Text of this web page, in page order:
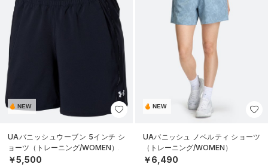
NEW
UAバニッシュウーブン 5インチ シ
ョーツ（トレーニング/WOMEN）
￥5,500
NEW
UAバニッシュ ノベルティ ショーツ
（トレーニング/WOMEN）
￥6,490